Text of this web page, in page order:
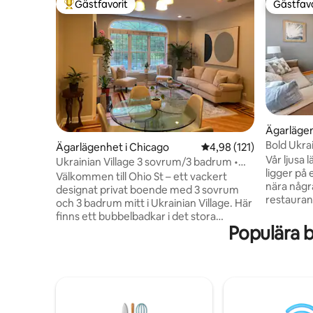
Populär gästfavorit
Gästfavorit
Ägarlägenhet i Chicago 4,98 av 5 i
4,98 (121)
Ukrainian Village 3 sovrum/3 badrum •
Privat uteplats, parkering
Välkommen till Ohio St – ett vackert
designat privat boende med 3 sovrum
och 3 badrum mitt i Ukrainian Village. Här
finns ett bubbelbadkar i det stora
badrummet, en uteplats på framsidan
med hängmatta, en veranda på baksidan
och centrala Chicago. Hela boendet är
Bold
Vår ljusa
ligger på
nära
mil norr
bästa av
till
Populära